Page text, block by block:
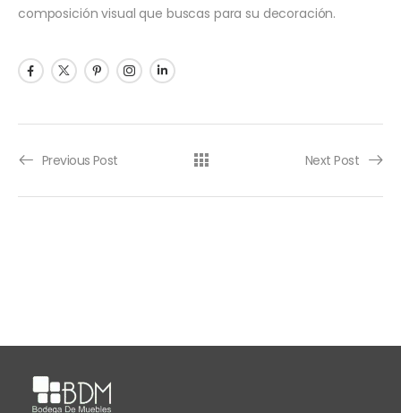
composición visual que buscas para su decoración.
Previous Post Next Post